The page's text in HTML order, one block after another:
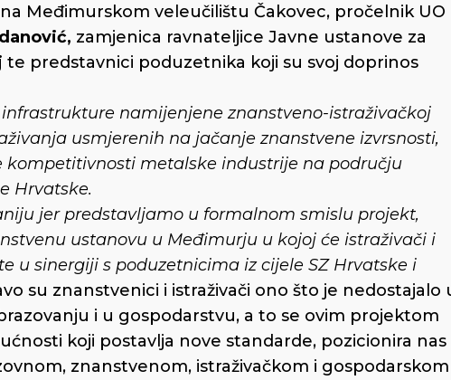
Međimurskom veleučilištu Čakovec, pročelnik UO
zamjenica ravnateljice Javne ustanove za
te predstavnici poduzetnika koji su svoj doprinos
namijenjene znanstveno-istraživačkoj
usmjerenih na jačanje znanstvene izvrsnosti,
metalske industrije na području
Hrvatske.
jer predstavljamo u formalnom smislu projekt,
ustanovu u Međimurju u kojoj će istraživači i
u sinergiji s poduzetnicima iz cijele SZ Hrvatske i
su znanstvenici i istraživači ono što je nedostajalo
i u gospodarstvu, a to se ovim projektom
koji postavlja nove standarde, pozicionira nas
znanstvenom, istraživačkom i gospodarskom